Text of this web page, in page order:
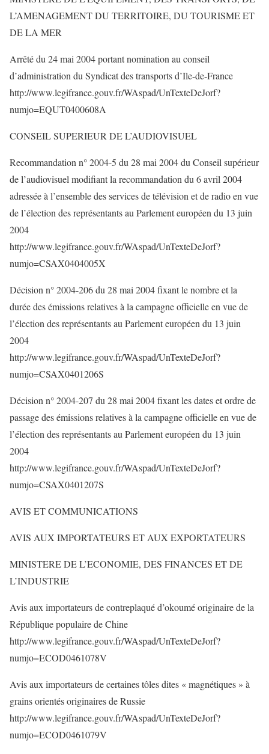
L’AMENAGEMENT DU TERRITOIRE, DU TOURISME ET
DE LA MER
Arrêté du 24 mai 2004 portant nomination au conseil
d’administration du Syndicat des transports d’Ile-de-France
http://www.legifrance.gouv.fr/WAspad/UnTexteDeJorf?
numjo=EQUT0400608A
CONSEIL SUPERIEUR DE L’AUDIOVISUEL
Recommandation n° 2004-5 du 28 mai 2004 du Conseil supérieur
de l’audiovisuel modifiant la recommandation du 6 avril 2004
adressée à l’ensemble des services de télévision et de radio en vue
de l’élection des représentants au Parlement européen du 13 juin
2004
http://www.legifrance.gouv.fr/WAspad/UnTexteDeJorf?
numjo=CSAX0404005X
Décision n° 2004-206 du 28 mai 2004 fixant le nombre et la
durée des émissions relatives à la campagne officielle en vue de
l’élection des représentants au Parlement européen du 13 juin
2004
http://www.legifrance.gouv.fr/WAspad/UnTexteDeJorf?
numjo=CSAX0401206S
Décision n° 2004-207 du 28 mai 2004 fixant les dates et ordre de
passage des émissions relatives à la campagne officielle en vue de
l’élection des représentants au Parlement européen du 13 juin
2004
http://www.legifrance.gouv.fr/WAspad/UnTexteDeJorf?
numjo=CSAX0401207S
AVIS ET COMMUNICATIONS
AVIS AUX IMPORTATEURS ET AUX EXPORTATEURS
MINISTERE DE L’ECONOMIE, DES FINANCES ET DE
L’INDUSTRIE
Avis aux importateurs de contreplaqué d’okoumé originaire de la
République populaire de Chine
http://www.legifrance.gouv.fr/WAspad/UnTexteDeJorf?
numjo=ECOD0461078V
Avis aux importateurs de certaines tôles dites « magnétiques » à
grains orientés originaires de Russie
http://www.legifrance.gouv.fr/WAspad/UnTexteDeJorf?
numjo=ECOD0461079V